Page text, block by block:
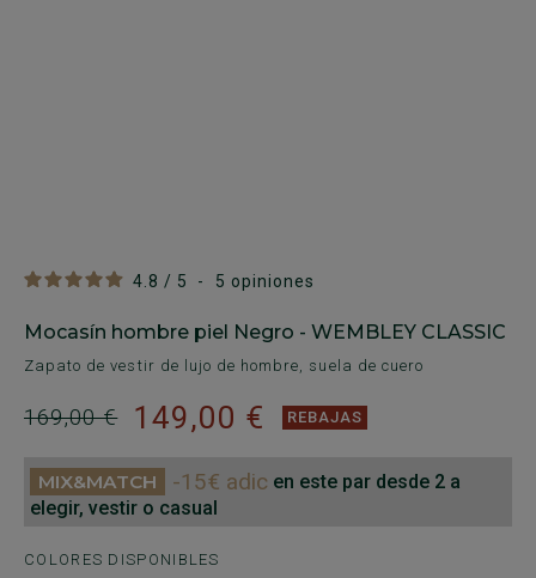
4.8 / 5 - 5 opiniones
Mocasín hombre piel Negro - WEMBLEY CLASSIC
Zapato de vestir de lujo de hombre, suela de cuero
169,00 € 149,00 € REBAJAS
-15€ adic en este par desde 2 a
elegir, vestir o casual
COLORES DISPONIBLES